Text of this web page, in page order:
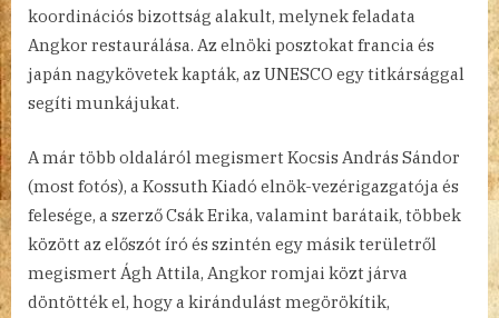
koordinációs bizottság alakult, melynek feladata
Angkor restaurálása. Az elnöki posztokat francia és
japán nagykövetek kapták, az UNESCO egy titkársággal
segíti munkájukat.
A már több oldaláról megismert Kocsis András Sándor
(most fotós), a Kossuth Kiadó elnök-vezérigazgatója és
felesége, a szerző Csák Erika, valamint barátaik, többek
között az előszót író és szintén egy másik területről
megismert Ágh Attila, Angkor romjai közt járva
döntötték el, hogy a kirándulást megörökítik,